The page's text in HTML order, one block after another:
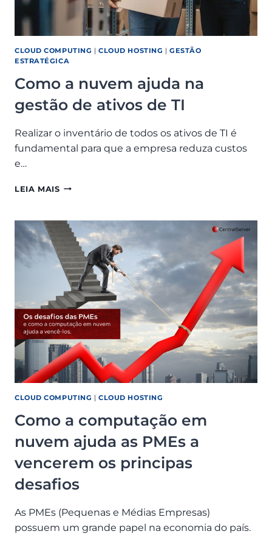
CLOUD COMPUTING |CLOUD HOSTING |GESTÃO
ESTRATÉGICA
Como a nuvem ajuda na
gestão de ativos de TI
Realizar o inventário de todos os ativos de TI é
fundamental para que a empresa reduza custos
e…
LEIA MAISCOMO
AJUDA
NA
GESTÃO
DE
ATIVOS
DE
TI
CLOUD COMPUTING |CLOUD HOSTING
Como a computação em
nuvem ajuda as PMEs a
vencerem os principas
desafios
As PMEs (Pequenas e Médias Empresas)
possuem um grande papel na economia do país.